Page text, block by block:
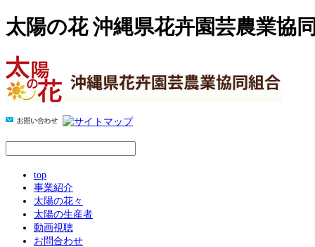
太陽の花 沖縄県花卉園芸農業協
top
事業紹介
太陽の花々
太陽の生産者
動画視聴
お問合わせ